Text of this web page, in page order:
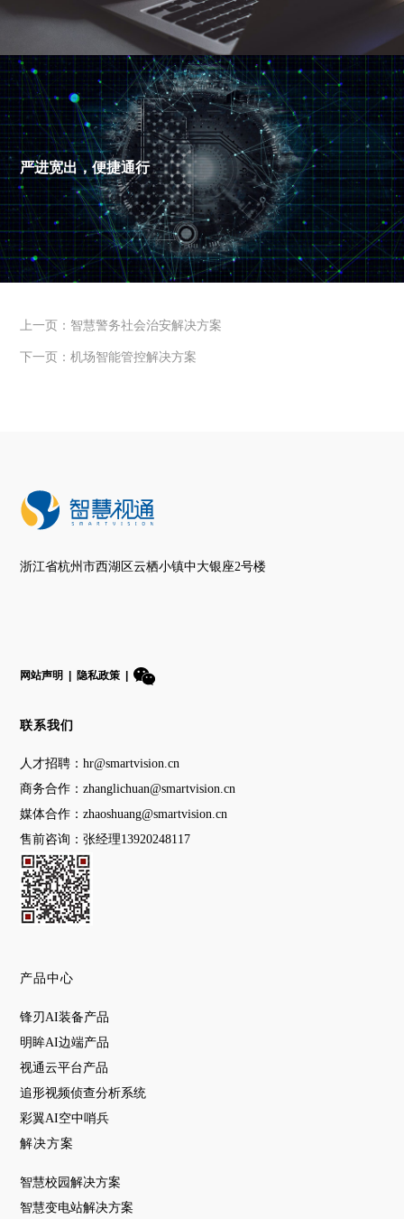
严进宽出，便捷通行
上一页：智慧警务社会治安解决方案
下一页：机场智能管控解决方案
浙江省杭州市西湖区云栖小镇中大银座2号楼
网站声明 隐私政策 |
联系我们
人才招聘：hr@smartvision.cn
商务合作：zhanglichuan@smartvision.cn
媒体合作：zhaoshuang@smartvision.cn
售前咨询：张经理13920248117
产品中心
锋刃AI装备产品
明眸AI边端产品
视通云平台产品
追形视频侦查分析系统
彩翼AI空中哨兵
解决方案
智慧校园解决方案
智慧变电站解决方案